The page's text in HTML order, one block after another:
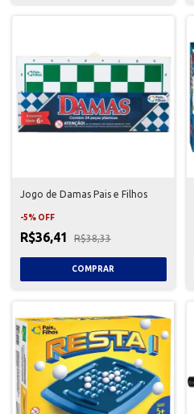
Jogo de Damas Pais e Filhos
-5% OFF
R$36,41 R$38,33